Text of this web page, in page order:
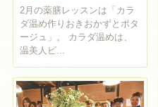
2月の薬膳レッスンは「カラ
ダ温め作りおきおかずとポタ
ージュ」。 カラダ温めは、
温美人ビ...